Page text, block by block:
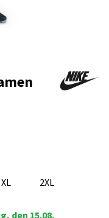
XL 2XL
den 15.08.